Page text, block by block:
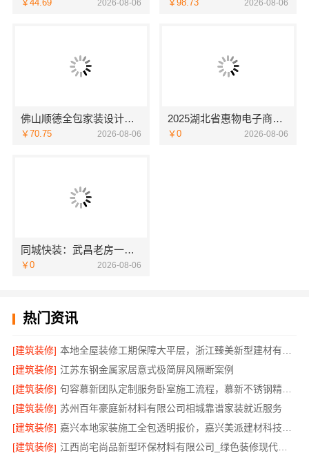
￥44.69 2026-08-06 ￥98.73 2026-08-06
佛山顺德全包家装设计佛山市雅居美家建筑装饰工程有限公司专业打造
￥70.75 2026-08-06
2025湖北省惠物电子商务有限公司母婴用品平台优缺点
￥0 2026-08-06
同城快装：武昌老房一站式北欧风靠谱装修
￥0 2026-08-06
热门资讯
[建筑装修]
[建筑装修] 江苏东钢金属家居意式极简屏风隔断案例
[建筑装修]
句容慕新团队定制服务卧室施工流程，慕新不锈钢精准落地
[建筑装修] 苏州百年豪庭新材料有限公司相城靠谱家装就近服务
[建筑装修]
[建筑装修]
江西尚宅尚品新型环保材料有限公司_绿色装修现代风格靠谱吗